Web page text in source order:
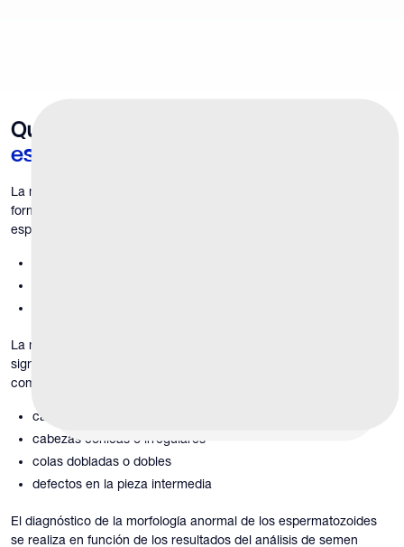
Qué es anormal
espermática?
La morfología de los espermatozoides describe el tamaño, la
forma y la estructura de los espermatozoides individuales. Un
espermatozoide normal tiene:
La morfología anormal se produce cuando una proporción
significativa de espermatozoides presenta defectos estructurales
como:
cabezas deformes o grandes
cabezas cónicas o irregulares
colas dobladas o dobles
defectos en la pieza intermedia
El diagnóstico de la morfología anormal de los espermatozoides
se realiza en función de los resultados del análisis de semen